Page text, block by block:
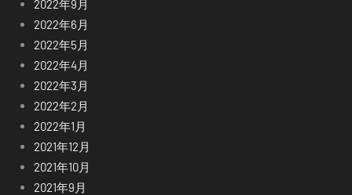
2022年9月
2022年6月
2022年5月
2022年4月
2022年3月
2022年2月
2022年1月
2021年12月
2021年10月
2021年9月